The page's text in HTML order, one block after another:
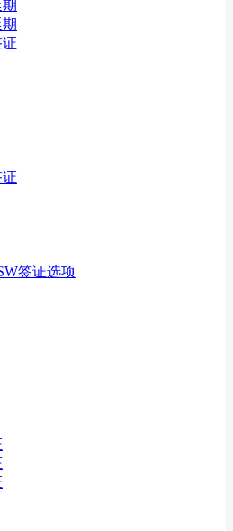
签证选项